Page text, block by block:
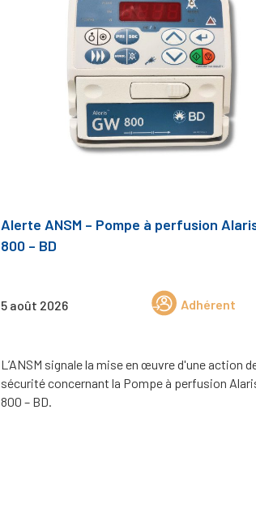
Alerte ANSM – Pompe à perfusion
800 – BD
5 août 2026 Adhérent
L’ANSM signale la mise en œuvre d'une action
sécurité concernant la Pompe à perfusion
800 – BD.